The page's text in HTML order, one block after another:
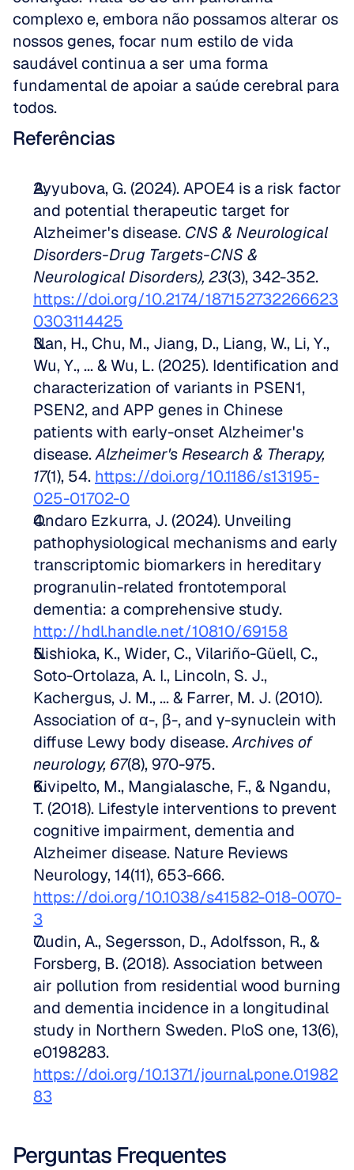
complexo e, embora não possamos alterar os
nossos genes, focar num estilo de vida
saudável continua a ser uma forma
fundamental de apoiar a saúde cerebral para
todos.
Referências
Ayyubova, G. (2024). APOE4 is a risk factor
and potential therapeutic target for
Alzheimer's disease. CNS & Neurological
Disorders-Drug Targets-CNS &
Neurological Disorders), 23
https://doi.org/10.2174/187152732266623
0303114425
Nan, H., Chu, M., Jiang, D., Liang, W., Li, Y.,
Wu, Y., ... & Wu, L. (2025). Identification and
characterization of variants in PSEN1,
PSEN2, and APP genes in Chinese
patients with early-onset Alzheimer's
disease. Alzheimer's Research & Therapy,
17(1), 54. https://doi.org/10.1186/s13195-
025-01702-0
Ondaro Ezkurra, J. (2024). Unveiling
pathophysiological mechanisms and early
transcriptomic biomarkers in hereditary
progranulin-related frontotemporal
http://hdl.handle.net/10810/69158
Nishioka, K., Wider, C., Vilariño-Güell, C.,
Soto-Ortolaza, A. I., Lincoln, S. J.,
Kachergus, J. M., ... & Farrer, M. J. (2010).
Association of α-, β-, and γ-synuclein with
diffuse Lewy body disease. Archives of
neurology, 67(8), 970-975.
Kivipelto, M., Mangialasche, F., & Ngandu,
T. (2018). Lifestyle interventions to prevent
cognitive impairment, dementia and
Alzheimer disease. Nature Reviews
https://doi.org/10.1038/s41582-018-0070-
3
Oudin, A., Segersson, D., Adolfsson, R., &
Forsberg, B. (2018). Association between
air pollution from residential wood burning
and dementia incidence in a longitudinal
study in Northern Sweden. PloS one, 13(6),
https://doi.org/10.1371/journal.pone.01982
83
Perguntas Frequentes